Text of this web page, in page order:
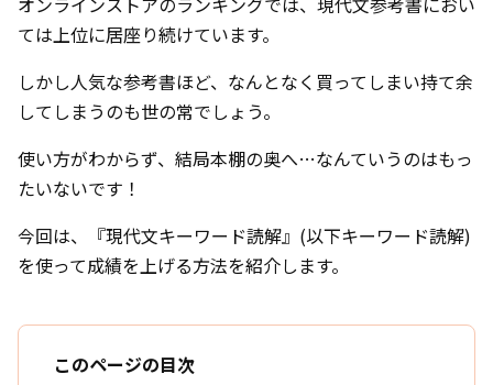
ては上位に居座り続けています。
しかし人気な参考書ほど、なんとなく買ってしまい持て余
してしまうのも世の常でしょう。
使い方がわからず、結局本棚の奥へ…なんていうのはもっ
たいないです！
今回は、『現代文キーワード読解』(以下キーワード読解)
を使って成績を上げる方法を紹介します。
このページの目次